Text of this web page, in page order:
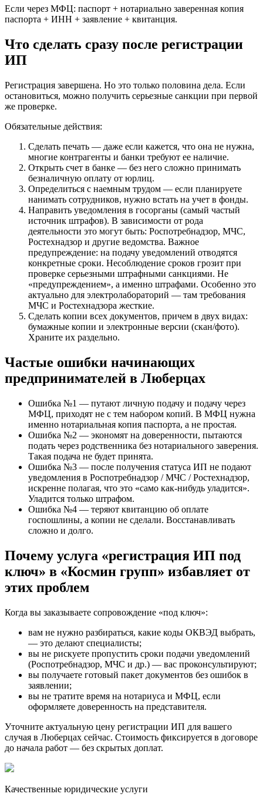
Если через МФЦ: паспорт + нотариально заверенная копия
паспорта + ИНН + заявление + квитанция.
Что сделать сразу после регистрации
ИП
Регистрация завершена. Но это только половина дела. Если
остановиться, можно получить серьезные санкции при первой
же проверке.
Обязательные действия:
Сделать печать — даже если кажется, что она не нужна,
многие контрагенты и банки требуют ее наличие.
Открыть счет в банке — без него сложно принимать
безналичную оплату от юрлиц.
Определиться с наемным трудом — если планируете
нанимать сотрудников, нужно встать на учет в фонды.
Направить уведомления в госорганы (самый частый
источник штрафов). В зависимости от рода
деятельности это могут быть: Роспотребнадзор, МЧС,
Ростехнадзор и другие ведомства. Важное
предупреждение: на подачу уведомлений отводятся
конкретные сроки. Несоблюдение сроков грозит при
проверке серьезными штрафными санкциями. Не
«предупреждением», а именно штрафами. Особенно это
актуально для электролабораторий — там требования
МЧС и Ростехнадзора жесткие.
Сделать копии всех документов, причем в двух видах:
бумажные копии и электронные версии (скан/фото).
Храните их раздельно.
Частые ошибки начинающих
предпринимателей в Люберцах
Ошибка №1 — путают личную подачу и подачу через
МФЦ, приходят не с тем набором копий. В МФЦ нужна
именно нотариальная копия паспорта, а не простая.
Ошибка №2 — экономят на доверенности, пытаются
подать через родственника без нотариального заверения.
Такая подача не будет принята.
Ошибка №3 — после получения статуса ИП не подают
уведомления в Роспотребнадзор / МЧС / Ростехнадзор,
искренне полагая, что это «само как-нибудь уладится».
Уладится только штрафом.
Ошибка №4 — теряют квитанцию об оплате
госпошлины, а копии не сделали. Восстанавливать
сложно и долго.
Почему услуга «регистрация ИП под
ключ» в «Космин групп» избавляет от
этих проблем
Когда вы заказываете сопровождение «под ключ»:
вам не нужно разбираться, какие коды ОКВЭД выбрать,
— это делают специалисты;
вы не рискуете пропустить сроки подачи уведомлений
(Роспотребнадзор, МЧС и др.) — вас проконсультируют;
вы получаете готовый пакет документов без ошибок в
заявлении;
вы не тратите время на нотариуса и МФЦ, если
оформляете доверенность на представителя.
Уточните актуальную цену регистрации ИП для вашего
случая в Люберцах сейчас. Стоимость фиксируется в договоре
до начала работ — без скрытых доплат.
Качественные юридические услуги